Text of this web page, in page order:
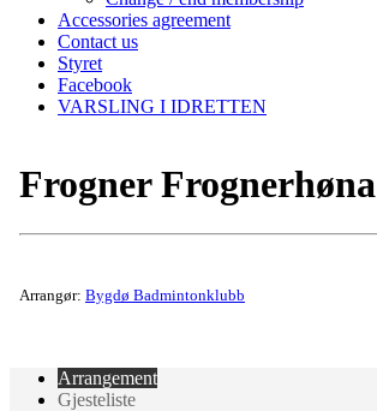
Accessories agreement
Contact us
Styret
Facebook
VARSLING I IDRETTEN
Frogner Frognerhøna
Arrangør: Bygdø Badmintonklubb
Arrangement
Gjesteliste